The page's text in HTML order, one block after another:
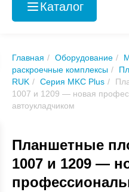
Каталог
Оборудование
б/у
Главная Оборудование
раскроечные комплексы
RUK
Серия MKC Plus
1007 и 1209 — новая
автоукладчиком
Планшетные
1007 и 1209 —